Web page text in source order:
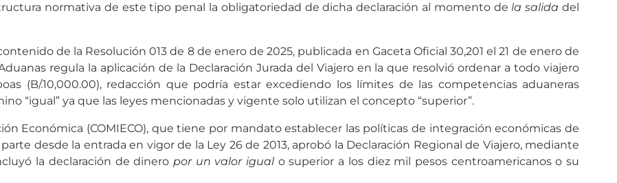
normativa de este tipo penal la obligatoriedad de dicha declaración al momento dela salida del
de la Resolución 013 de 8 de enero de 2025, publicada en Gaceta Oficial 30,201 el 21 de enero de
regula la aplicación de la Declaración Jurada del Viajero en la que resolvió ordenar a todo viajero
(B/.10,000.00), redacción que podría estar excediendo los límites de las competencias aduaneras
“igual” ya que las leyes mencionadas y vigente solo utilizan el concepto “superior”.
Económica (COMIECO), que tiene por mandato establecer las políticas de integración económicas de
desde la entrada en vigor de la Ley 26 de 2013, aprobó la Declaración Regional de Viajero, mediante
la declaración de dinero por un valor igualo superior a los diez mil pesos centroamericanos o su